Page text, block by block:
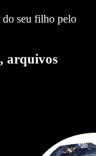
do seu filho pelo
arquivos